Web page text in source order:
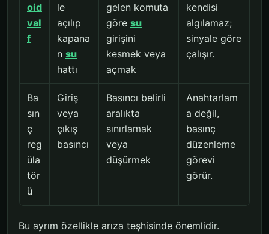
oid
val
f
le
açılıp
kapana
n su
hattı
gelen komuta
göre su
girişini
kesmek veya
açmak
kendisi
algılamaz;
sinyale göre
çalışır.
Ba
sın
ç
reg
üla
tör
ü
Giriş
veya
çıkış
basıncı
Basıncı belirli
aralıkta
sınırlamak
veya
düşürmek
Anahtarlam
a değil,
basınç
düzenleme
görevi
görür.
Bu ayrım özellikle arıza teşhisinde önemlidir.